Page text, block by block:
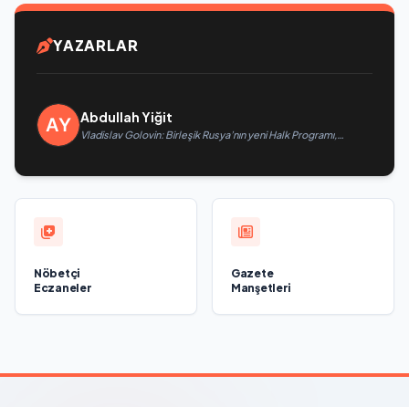
YAZARLAR
Abdullah Yiğit
Vladislav Golovin: Birleşik Rusya’nın yeni Halk Programı,
Nöbetçi
Eczaneler
Gazete
Manşetleri